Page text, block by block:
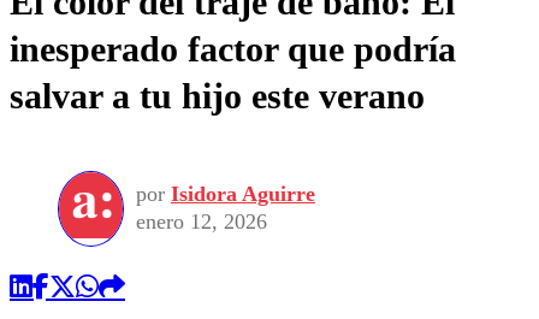
inesperado factor que podría
salvar a tu hijo este verano
por Isidora Aguirre
enero 12, 2026